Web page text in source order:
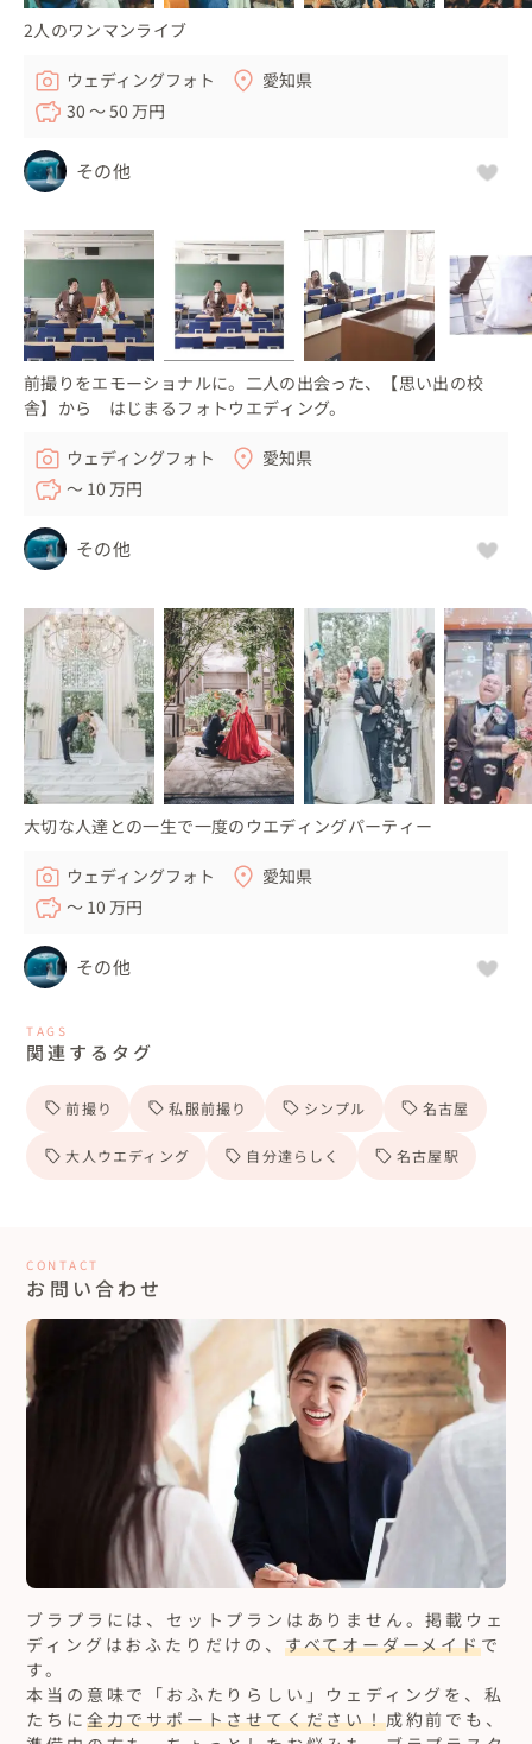
2人のワンマンライブ
ウェディングフォト
愛知県
30 〜 50 万円
その他
前撮りをエモーショナルに。二人の出会った、【思い出の校
舎】から はじまるフォトウエディング。
ウェディングフォト
愛知県
〜 10 万円
その他
大切な人達との一生で一度のウエディングパーティー
ウェディングフォト
愛知県
〜 10 万円
その他
TAGS
関連するタグ
前撮り 私服前撮り シンプル 名古屋
大人ウエディング 自分達らしく 名古屋駅
CONTACT
お問い合わせ
ブラプラには、セットプランはありません。掲載ウェ
ディングはおふたりだけの、 すべてオーダーメイドで
す。
本当の意味で「おふたりらしい」ウェディングを、私
たちに 全力でサポートさせてください！成約前でも、